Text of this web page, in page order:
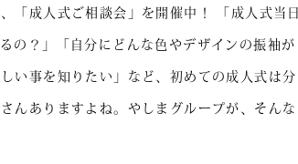
「成人式ご相談会」を開催中！ 「成人式当日
の？」「自分にどんな色やデザインの振袖が
い事を知りたい」など、初めての成人式は分
んありますよね。やしまグループが、そんな